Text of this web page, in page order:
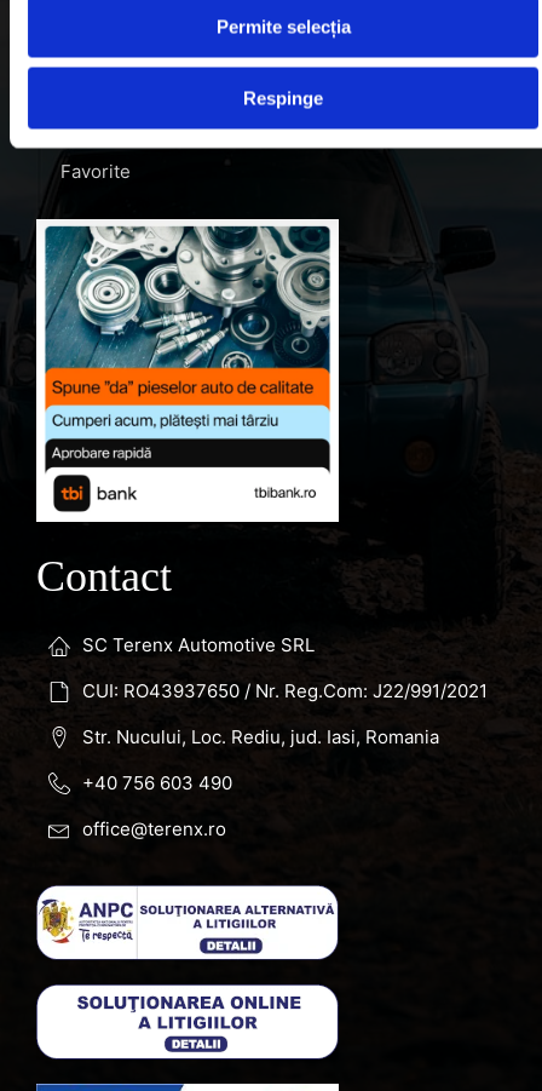
Permite selecția
Respinge
Contul meu
Favorite
Contact
SC Terenx Automotive SRL
CUI: RO43937650 / Nr. Reg.Com: J22/991/2021
Str. Nucului, Loc. Rediu, jud. Iasi, Romania
+40 756 603 490
office@terenx.ro